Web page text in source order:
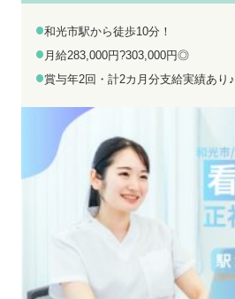
和光市駅から徒歩10分！
月給283,000円?303,000円◎
賞与年2回・計2カ月分支給実績あり♪